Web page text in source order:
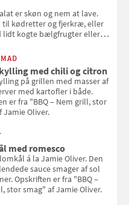
er skøn og nem at lave.
til kødretter og fjerkræ, eller
lidt kogte bælgfrugter eller
måltid. Opskriften er fra
kogebog "Salat".
med chili og citron
på grillen med masser af
med kartofler i både.
er fra "BBQ – Nem grill, stor
Jamie Oliver.
med romesco
á la Jamie Oliver. Den
sauce smager af sol
Opskriften er fra "BBQ –
stor smag" af Jamie Oliver.